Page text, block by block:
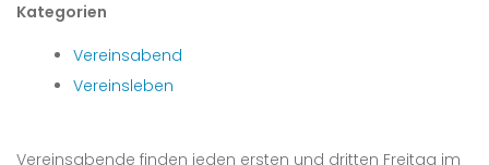
Kategorien
Vereinsabend
Vereinsleben
Vereinsabende finden jeden ersten und dritten Freitag im